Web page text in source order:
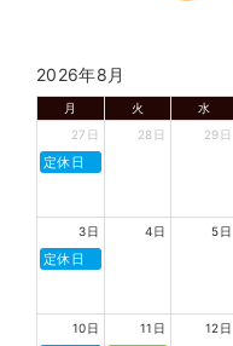
2026年8月
月 火 水
27日
定休日
28日 29日
3日
定休日
4日 5日
10日 11日 12日